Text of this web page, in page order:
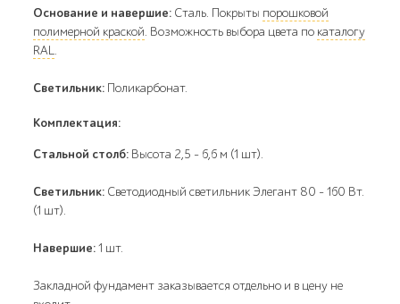
Основание и навершие: Сталь. Покрыты порошковой
полимерной краской. Возможность выбора цвета по каталогу
RAL.
Светильник: Поликарбонат.
Комплектация:
Стальной столб: Высота 2,5 - 6,6 м (1 шт).
Светильник: Светодиодный светильник Элегант 80 - 160 Вт.
(1 шт).
Навершие:1 шт.
Закладной фундамент заказывается отдельно и в цену не